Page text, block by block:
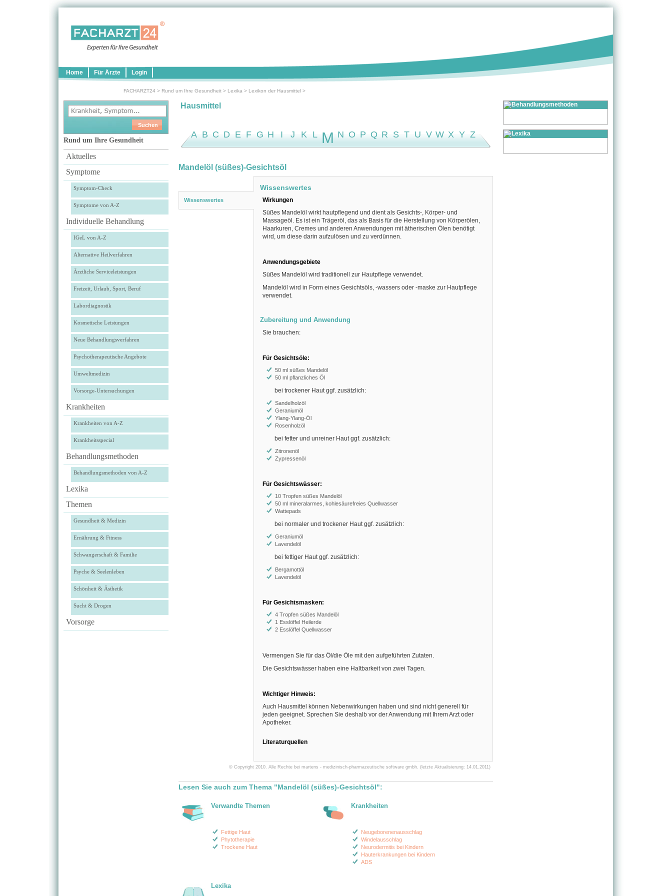
Home Für Ärzte Login
FACHARZT24 > Rund um Ihre Gesundheit> Lexika > Lexikon der Hausmittel>
Rund um Ihre Gesundheit
Aktuelles
Symptome
Symptom-Check
Symptome von A-Z
Individuelle Behandlung
IGeL von A-Z
Alternative Heilverfahren
Ärztliche Serviceleistungen
Freizeit, Urlaub, Sport, Beruf
Labordiagnostik
Kosmetische Leistungen
Neue Behandlungsverfahren
Psychotherapeutische Angebote
Umweltmedizin
Vorsorge-Untersuchungen
Krankheiten
Krankheiten von A-Z
Krankheitsspecial
Behandlungsmethoden
Behandlungsmethoden von A-Z
Lexika
Themen
Gesundheit & Medizin
Ernährung & Fitness
Schwangerschaft & Familie
Psyche & Seelenleben
Schönheit & Ästhetik
Sucht & Drogen
Vorsorge
Hausmittel
A B C D E F G H I J K L M N O P Q R S T U V W X Y Z
Mandelöl (süßes)-Gesichtsöl
Wissenswertes
Wissenswertes
Wirkungen
Süßes Mandelöl wirkt hautpflegend und dient als Gesichts-, Körper- und
Massageöl. Es ist ein Trägeröl, das als Basis für die Herstellung von Körperölen,
Haarkuren, Cremes und anderen Anwendungen mit ätherischen Ölen benötigt
wird, um diese darin aufzulösen und zu verdünnen.
Anwendungsgebiete
Süßes Mandelöl wird traditionell zur Hautpflege verwendet.
Mandelöl wird in Form eines Gesichtsöls, -wassers oder -maske zur Hautpflege
verwendet.
Zubereitung und Anwendung
Sie brauchen:
Für Gesichtsöle:
50 ml süßes Mandelöl
50 ml pflanzliches Öl
bei trockener Haut ggf. zusätzlich:
Sandelholzöl
Geraniumöl
Ylang-Ylang-Öl
Rosenholzöl
bei fetter und unreiner Haut ggf. zusätzlich:
Zitronenöl
Zypressenöl
Für Gesichtswässer:
10 Tropfen süßes Mandelöl
50 ml mineralarmes, kohlesäurefreies Quellwasser
Wattepads
bei normaler und trockener Haut ggf. zusätzlich:
Geraniumöl
Lavendelöl
bei fettiger Haut ggf. zusätzlich:
Bergamottöl
Lavendelöl
Für Gesichtsmasken:
4 Tropfen süßes Mandelöl
1 Esslöffel Heilerde
2 Esslöffel Quellwasser
Vermengen Sie für das Öl/die Öle mit den aufgeführten Zutaten.
Die Gesichtswässer haben eine Haltbarkeit von zwei Tagen.
Wichtiger Hinweis:
Auch Hausmittel können Nebenwirkungen haben und sind nicht generell für
jeden geeignet. Sprechen Sie deshalb vor der Anwendung mit Ihrem Arzt oder
Apotheker.
Literaturquellen
© Copyright 2010. Alle Rechte bei martens - medizinisch-pharmazeutische software gmbh. (letzte Aktualisierung: 14.01.2011)
Lesen Sie auch zum Thema "Mandelöl (süßes)-Gesichtsöl":
Verwandte Themen
Fettige Haut
Phytotherapie
Trockene Haut
Krankheiten
Neugeborenenausschlag
Windelausschlag
Neurodermitis bei Kindern
Hauterkrankungen bei Kindern
ADS
Lexika